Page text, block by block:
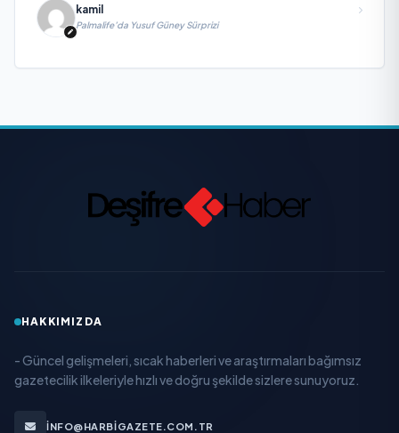
kamil
Palmalife’da Yusuf Güney Sürprizi
HAKKIMIZDA
- Güncel gelişmeleri, sıcak haberleri ve araştırmaları bağımsız
gazetecilik ilkeleriyle hızlı ve doğru şekilde sizlere sunuyoruz.
INFO@HARBIGAZETE.COM.TR